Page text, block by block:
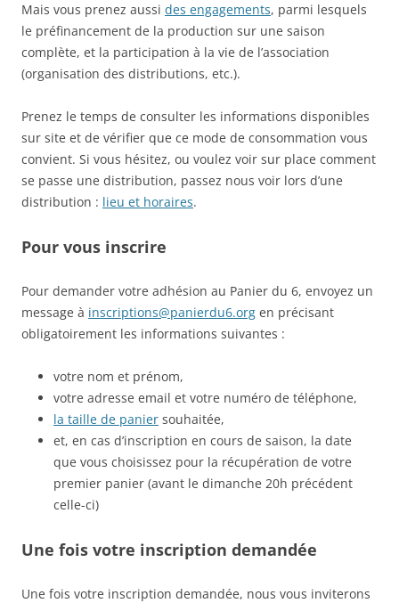
Mais vous prenez aussi des engagements, parmi lesquels
le préfinancement de la production sur une saison
complète, et la participation à la vie de l’association
(organisation des distributions, etc.).
Prenez le temps de consulter les informations disponibles
sur site et de vérifier que ce mode de consommation vous
convient. Si vous hésitez, ou voulez voir sur place comment
se passe une distribution, passez nous voir lors d’une
distribution : lieu et horaires.
Pour vous inscrire
Pour demander votre adhésion au Panier du 6, envoyez un
message à inscriptions@panierdu6.org en précisant
obligatoirement les informations suivantes :
votre nom et prénom,
votre adresse email et votre numéro de téléphone,
la taille de panier souhaitée,
et, en cas d’inscription en cours de saison, la date
que vous choisissez pour la récupération de votre
premier panier (avant le dimanche 20h précédent
celle-ci)
Une fois votre inscription demandée
Une fois votre inscription demandée, nous vous inviterons